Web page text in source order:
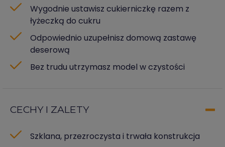
Wygodnie ustawisz cukierniczkę razem z
łyżeczką do cukru
Odpowiednio uzupełnisz domową zastawę
deserową
Bez trudu utrzymasz model w czystości
CECHY I ZALETY
Szklana, przezroczysta i trwała konstrukcja